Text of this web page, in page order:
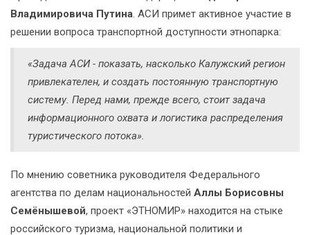
Владимировича Путина. АСИ примет активное участие в
решении вопроса транспортной доступности этнопарка:
«Задача АСИ - показать, насколько Калужский регион
привлекателен, и создать постоянную транспортную
систему. Перед нами, прежде всего, стоит задача
информационного охвата и логистика распределения
туристического потока».
По мнению советника руководителя Федерального
агентства по делам национальностей Аллы Борисовны
Семёнышевой, проект «ЭТНОМИР» находится на стыке
российского туризма, национальной политики и